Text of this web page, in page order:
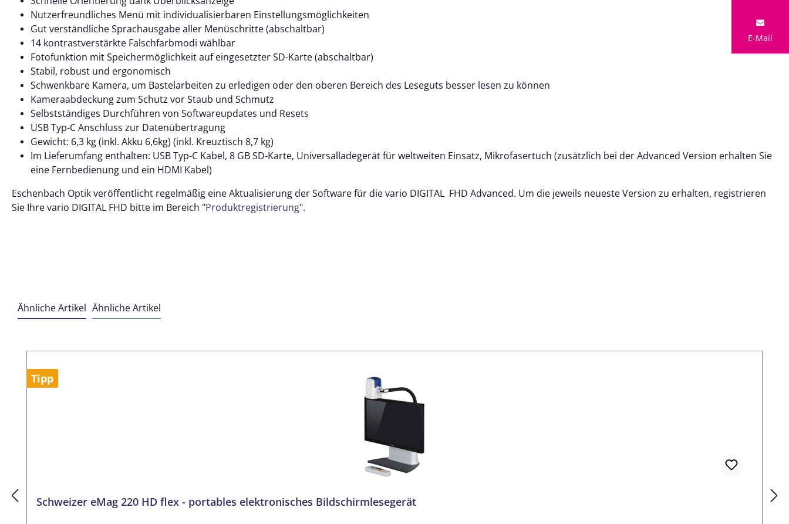
Nutzerfreundliches Menü mit individualisierbaren Einstellungsmöglichkeiten
Gut verständliche Sprachausgabe aller Menüschritte (abschaltbar)
14 kontrastverstärkte Falschfarbmodi wählbar
Fotofunktion mit Speichermöglichkeit auf eingesetzter SD-Karte (abschaltbar)
Stabil, robust und ergonomisch
Schwenkbare Kamera, um Bastelarbeiten zu erledigen oder den oberen Bereich des Leseguts besser lesen zu können
Kameraabdeckung zum Schutz vor Staub und Schmutz
Selbstständiges Durchführen von Softwareupdates und Resets
USB Typ-C Anschluss zur Datenübertragung
Gewicht: 6,3 kg (inkl. Akku 6,6kg) (inkl. Kreuztisch 8,7 kg)
Im Lieferumfang enthalten: USB Typ-C Kabel, 8 GB SD-Karte, Universalladegerät für weltweiten Einsatz, Mikrofasertuch (zusätzlich bei der Advanced Version erhalten Sie
eine Fernbedienung und ein HDMI Kabel)
Eschenbach Optik veröffentlicht regelmäßig eine Aktualisierung der Software für die vario DIGITAL FHD Advanced. Um die jeweils neueste Version zu erhalten, registrieren
Sie Ihre vario DIGITAL FHD bitte im Bereich "Produktregistrierung".
Ähnliche Artikel Ähnliche Artikel
Tipp
Schweizer eMag 220 HD flex - portables elektronisches Bildschirmlesegerät
E-Mail